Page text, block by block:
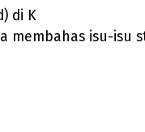
di K
membahas isu-isu